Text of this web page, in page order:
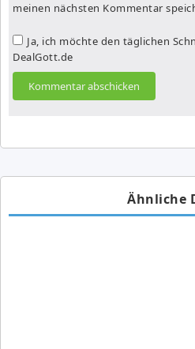
meinen nächsten Kommentar
Ja, ich möchte den täglichen
DealGott.de
Ähnliche